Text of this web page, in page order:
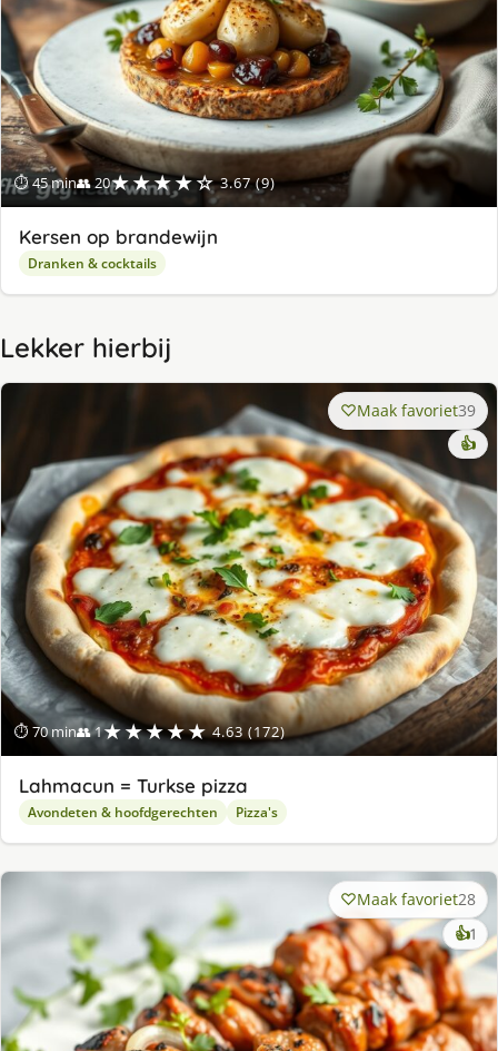
⏱ 45 min👥 20★★★★☆ 3.67 (9)
Kersen op brandewijn
Dranken & cocktails
Lekker hierbij
⏱ 70 min👥 1★★★★★ 4.63 (172)
Maak favoriet39
👍
Lahmacun = Turkse pizza
Avondeten & hoofdgerechten Pizza's
Maak favoriet28
👍1